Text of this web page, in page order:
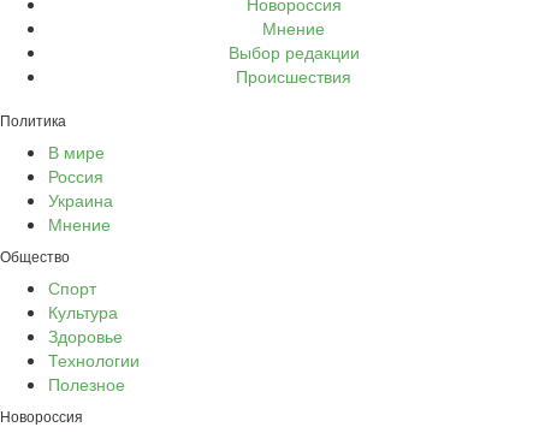
Мнение
Выбор редакции
Происшествия
Политика
В мире
Россия
Украина
Мнение
Общество
Спорт
Культура
Здоровье
Технологии
Полезное
Новороссия